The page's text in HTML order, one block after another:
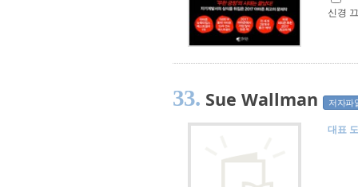
신경
33. Sue Wallman 저자파
대표